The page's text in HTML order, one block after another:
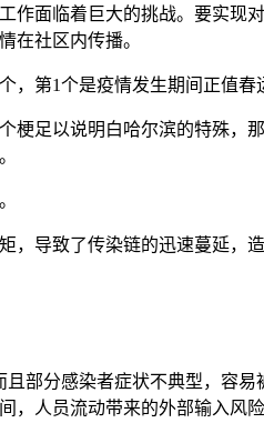
面临着巨大的挑战。要实
在社区内传播。
第1个是疫情发生期间正值
足以说明白哈尔滨的特殊，
导致了传染链的迅速蔓延
部分感染者症状不典型，容
人员流动带来的外部输入风险